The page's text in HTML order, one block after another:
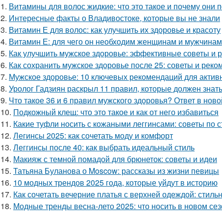
1. Витамины для волос жидкие: что это такое и почему они
2. Интересные факты о Владивостоке, которые вы не знали
3. Витамин Е для волос: как улучшить их здоровье и красоту
4. Витамин Е: для чего он необходим женщинам и мужчинам
5. Как улучшить мужское здоровье: эффективные советы и
6. Как сохранить мужское здоровье после 25: советы и
7. Мужское здоровье: 10 ключевых рекомендаций для
8. Уролог Гадзиян раскрыл 11 правил, которые должен
9. Что такое 36 и 6 правил мужского здоровья? Ответ в
10. Подкожный клещ: что это такое и как от него избавиться
11. Какие туфли носить с кожаными леггинсами: советы по
12. Легинсы 2025: как сочетать моду и комфорт
13. Леггинсы после 40: как выбрать идеальный стиль
14. Макияж с темной помадой для брюнеток: советы и идеи
15. Татьяна Буланова о Moscow: рассказы из жизни певицы
16. 10 модных трендов 2025 года, которые уйдут в историю
17. Как сочетать вечерние платья с верхней одеждой:
18. Модные тренды весна-лето 2025: что носить в новом